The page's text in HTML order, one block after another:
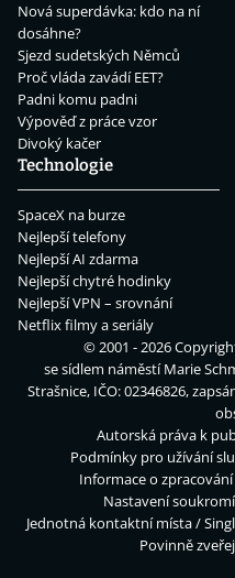
Nová superdávka: kdo na ní
dosáhne?
Sjezd sudetských Němců
Proč vláda zavádí EET?
Padni komu padni
Výpověď z práce vzor
Divoký kačer
Technologie
SpaceX na burze
Nejlepší telefony
Nejlepší AI zdarma
Nejlepší chytré hodinky
Nejlepší VPN – srovnání
Netflix filmy a seriály
© 2001 - 2026
se sídlem náměstí Marie
Strašnice, IČO: 02346826,
Autorská práva k
Podmínky pro užívání
Informace o
Nastavení soukromí
Jednotná kontaktní místa /
Povinně